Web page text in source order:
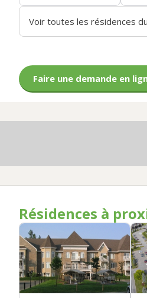
Voir toutes les résidences
Faire une demande en
Résidences à